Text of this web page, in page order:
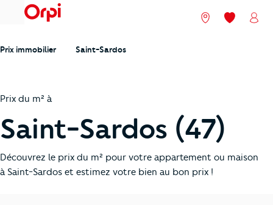
menu Nos agences
Mes
Prix immobilier Saint-Sardos
Prix du m² à
Saint-Sardos (47)
Découvrez le prix du m² pour votre appartement ou maison
à Saint-Sardos et estimez votre bien au bon prix !